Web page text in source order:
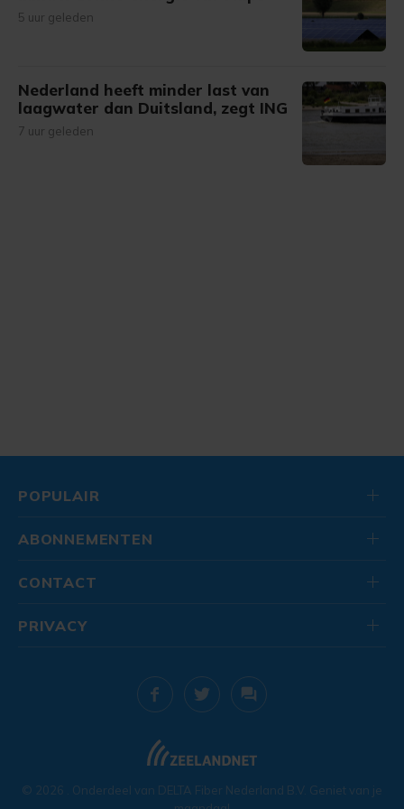
5 uur geleden
Nederland heeft minder last van
laagwater dan Duitsland, zegt ING
7 uur geleden
POPULAIR
ABONNEMENTEN
CONTACT
© 2026 . Onderdeel van DELTA Fiber Nederland B.V. Geniet van je
PRIVACY